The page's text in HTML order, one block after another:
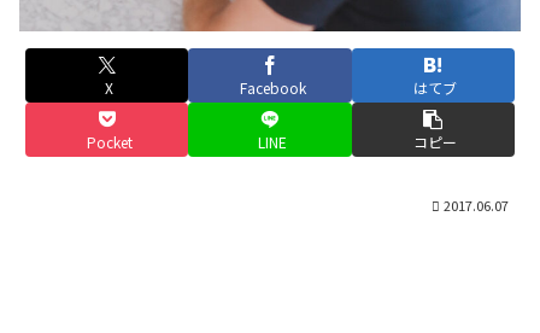
X Facebook はてブ
Pocket LINE コピー
2017.06.07